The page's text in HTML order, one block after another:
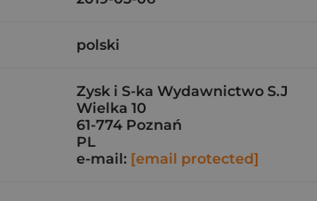
polski
Zysk i S-ka Wydawnictwo S.J
Wielka 10
61-774 Poznań
PL
e-mail: [email protected]